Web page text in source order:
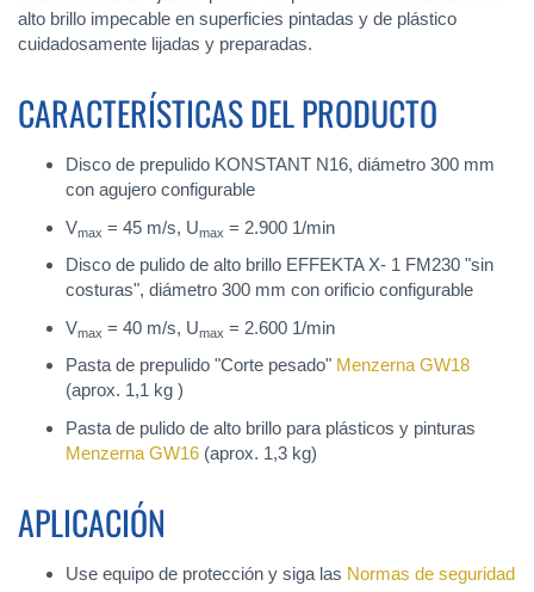
alto brillo impecable en superficies pintadas y de plástico
cuidadosamente lijadas y preparadas.
CARACTERÍSTICAS DEL PRODUCTO
Disco de prepulido KONSTANT N16, diámetro 300 mm
con agujero configurable
Vmax = 45 m/s, Umax = 2.900 1/min
Disco de pulido de alto brillo EFFEKTA X- 1 FM230 "sin
costuras", diámetro 300 mm con orificio configurable
Vmax = 40 m/s, Umax = 2.600 1/min
Pasta de prepulido "Corte pesado" Menzerna GW18
(aprox. 1,1 kg )
Pasta de pulido de alto brillo para plásticos y pinturas
Menzerna GW16 (aprox. 1,3 kg)
APLICACIÓN
Use equipo de protección y siga las Normas de seguridad